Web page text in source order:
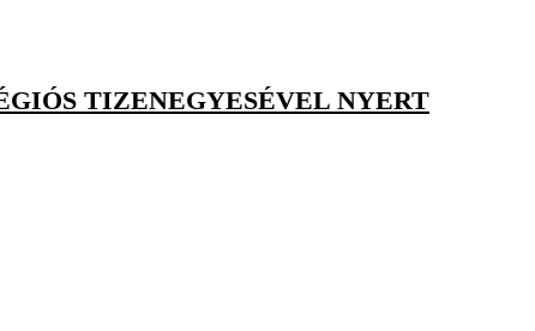
TIZENEGYESÉVEL NYERT